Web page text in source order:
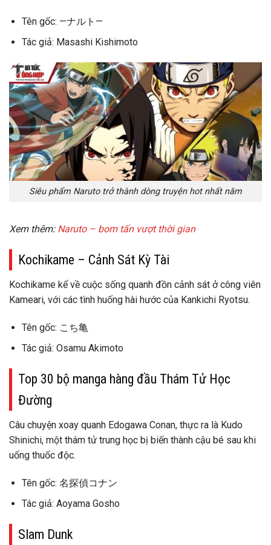
Tên gốc: —ナルト—
Tác giả: Masashi Kishimoto
Siêu phẩm Naruto trở thành dòng truyện hot nhất năm
Xem thêm: Naruto – bom tấn vượt thời gian
Kochikame – Cảnh Sát Kỳ Tài
Kochikame kể về cuộc sống quanh đồn cảnh sát ở công viên
Kameari, với các tình huống hài hước của Kankichi Ryotsu.
Tên gốc: こち亀
Tác giả: Osamu Akimoto
Top 30 bộ manga hàng đầu Thám Tử Học
Đường
Câu chuyện xoay quanh Edogawa Conan, thực ra là Kudo
Shinichi, một thám tử trung học bị biến thành cậu bé sau khi
uống thuốc độc.
Tên gốc: 名探偵コナン
Tác giả: Aoyama Gosho
Slam Dunk